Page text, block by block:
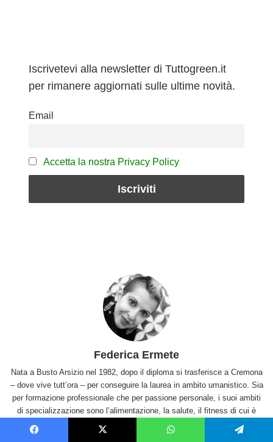
Iscrivetevi alla newsletter di Tuttogreen.it
per rimanere aggiornati sulle ultime novità.
Email
Accetta la nostra Privacy Policy
Federica Ermete
Nata a Busto Arsizio nel 1982, dopo il diploma si trasferisce a Cremona
– dove vive tutt’ora – per conseguire la laurea in ambito umanistico. Sia
per formazione professionale che per passione personale, i suoi ambiti
di specializzazione sono l’alimentazione, la salute, il fitness di cui è
appassionata anche nella vita quotidiana, ed il benessere naturale.
Collabora con entusiasmo con la redazione di Tuttogreen dal giugno